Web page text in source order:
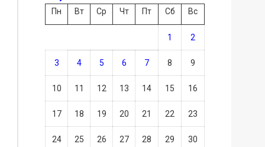
Пн
Вт Ср Чт Пт Сб Вс
1 2
3 4 5 6 7 8 9
10 11 12 13 14 15 16
17 18 19 20 21 22 23
24 25 26 27 28 29 30